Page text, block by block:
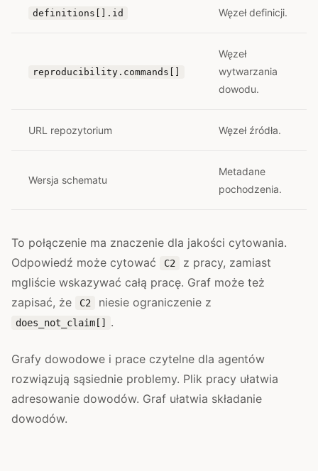
definitions[].id Węzeł definicji.
reproducibility.commands[]
Węzeł
wytwarzania
dowodu.
URL repozytorium Węzeł źródła.
Wersja schematu
Metadane
pochodzenia.
To połączenie ma znaczenie dla jakości cytowania.
Odpowiedź może cytować
C2
z pracy, zamiast
mgliście wskazywać całą pracę. Graf może też
zapisać, że
C2 niesie ograniczenie z
does_not_claim[] .
Grafy dowodowe i prace czytelne dla agentów
rozwiązują sąsiednie problemy. Plik pracy ułatwia
adresowanie dowodów. Graf ułatwia składanie
dowodów.